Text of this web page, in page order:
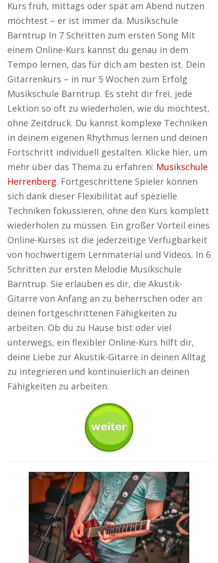
Kurs früh, mittags oder spät am Abend nutzen
möchtest – er ist immer da. Musikschule
Barntrup In 7 Schritten zum ersten Song Mit
einem Online-Kurs kannst du genau in dem
Tempo lernen, das für dich am besten ist. Dein
Gitarrenkurs – in nur 5 Wochen zum Erfolg
Musikschule Barntrup. Es steht dir frei, jede
Lektion so oft zu wiederholen, wie du möchtest,
ohne Zeitdruck. Du kannst komplexe Techniken
in deinem eigenen Rhythmus lernen und deinen
Fortschritt individuell gestalten. Klicke hier, um
mehr über das Thema zu erfahren: Musikschule
Herrenberg. Fortgeschrittene Spieler können
sich dank dieser Flexibilität auf spezielle
Techniken fokussieren, ohne den Kurs komplett
wiederholen zu müssen. Ein großer Vorteil eines
Online-Kurses ist die jederzeitige Verfügbarkeit
von hochwertigem Lernmaterial und Videos. In 6
Schritten zur ersten Melodie Musikschule
Barntrup. Sie erlauben es dir, die Akustik-
Gitarre von Anfang an zu beherrschen oder an
deinen fortgeschrittenen Fähigkeiten zu
arbeiten. Ob du zu Hause bist oder viel
unterwegs, ein flexibler Online-Kurs hilft dir,
deine Liebe zur Akustik-Gitarre in deinen Alltag
zu integrieren und kontinuierlich an deinen
Fähigkeiten zu arbeiten.